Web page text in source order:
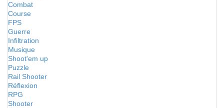
Combat
Course
FPS
Guerre
Infiltration
Musique
Shoot'em up
Puzzle
Rail Shooter
Réflexion
RPG
Shooter